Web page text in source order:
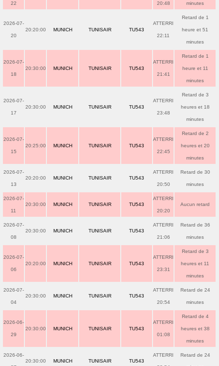
22 20:48 minutes
2026-07-
20
20:20:00 MUNICH TUNISAIR TU543
ATTERRI
22:11
Retard de 1
heure et 51
minutes
2026-07-
18
20:30:00 MUNICH TUNISAIR TU543
ATTERRI
21:41
Retard de 1
heure et 11
minutes
2026-07-
17
20:30:00 MUNICH TUNISAIR TU543
ATTERRI
23:48
Retard de 3
heures et 18
minutes
2026-07-
15
20:25:00 MUNICH TUNISAIR TU543
ATTERRI
22:45
Retard de 2
heures et 20
minutes
2026-07-
13
20:20:00 MUNICH TUNISAIR TU543
ATTERRI
20:50
Retard de 30
minutes
2026-07-
11
20:30:00 MUNICH TUNISAIR TU543
ATTERRI
20:20
Aucun retard
2026-07-
08
20:30:00 MUNICH TUNISAIR TU543
ATTERRI
21:06
Retard de 36
minutes
2026-07-
06
20:20:00 MUNICH TUNISAIR TU543
ATTERRI
23:31
Retard de 3
heures et 11
minutes
2026-07-
04
20:30:00 MUNICH TUNISAIR TU543
ATTERRI
20:54
Retard de 24
minutes
2026-06-
29
20:30:00 MUNICH TUNISAIR TU543
ATTERRI
01:08
Retard de 4
heures et 38
minutes
2026-06-
20:30:00 MUNICH TUNISAIR TU543
ATTERRI Retard de 24